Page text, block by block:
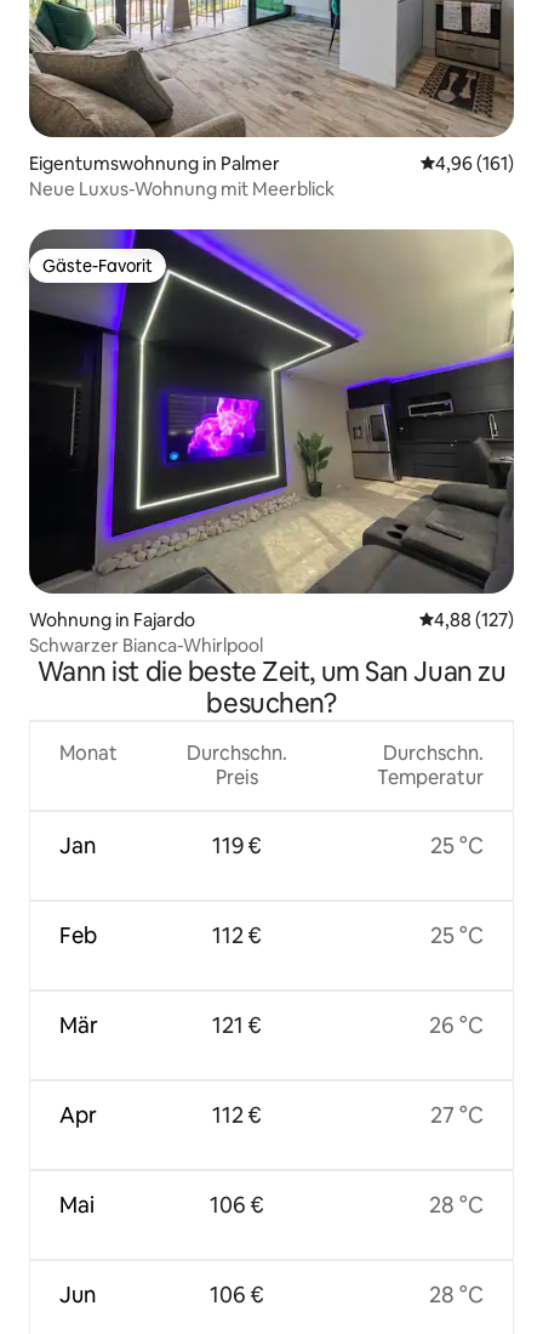
Eigentumswohnung in Palmer
4,96 (161)
Neue Luxus-Wohnung mit Meerblick
Gäste-Favorit
Gäste-Favorit
Wohnung in Fajardo
4,88 (127)
Schwarzer Bianca-Whirlpool
Wann ist die beste Zeit, um San Juan zu
besuchen?
Monat
Jan
Feb
Mär
Apr
Mai
Jun
Durchschn.
Preis
119 €
112 €
121 €
112 €
106 €
106 €
Durchschn.
Temperatur
25 °C
25 °C
26 °C
27 °C
28 °C
28 °C